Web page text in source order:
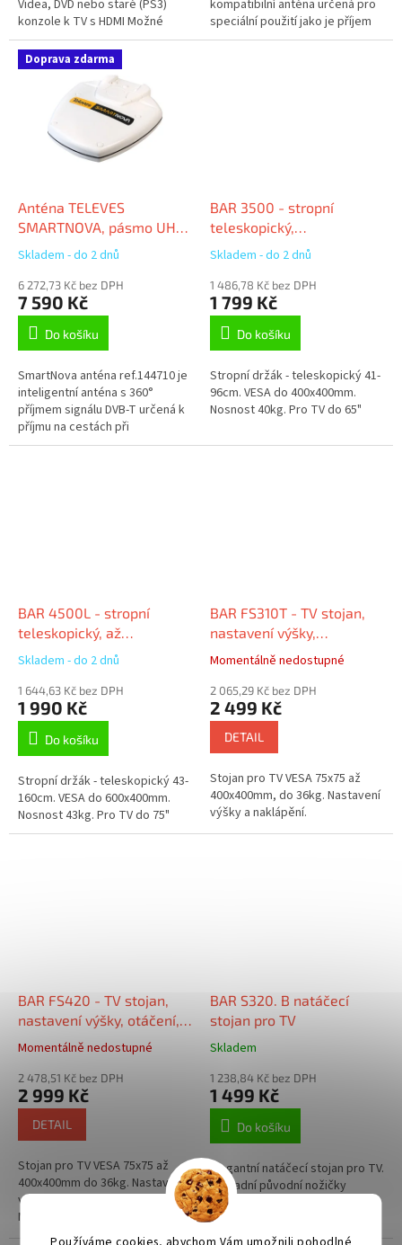
Používáme cookies, abychom Vám umožnili pohodlné
Videa, DVD nebo staré (PS3)
konzole k TV s HDMI Možné
použít s Finlux TV 22FFD4220,
24FHD4220, 24FHD4760,
32FHD4020,...
kompatibilní anténa určená pro
speciální použití jako je příjem
na karavanech, v kempech nebo
Doprava zdarma
Anténa TELEVES
SMARTNOVA, pásmo UHF,
LTE700, 144710_ aktivní
Skladem - do 2 dnů
6 272,73 Kč bez DPH
7 590 Kč
Do košíku
SmartNova anténa ref.144710 je
inteligentní anténa s 360°
příjmem signálu DVB-T určená k
příjmu na cestách při
krátkodobých pobytech v
BAR 3500 - stropní
teleskopický,
400x400mm, 40kg, do
Skladem - do 2 dnů
1 486,78 Kč bez DPH
1 799 Kč
Do košíku
Stropní držák - teleskopický 41-
96cm. VESA do 400x400mm.
Nosnost 40kg. Pro TV do 65"
BAR 4500L - stropní
teleskopický, až
400x600mm, 43kg, do 75"
Skladem - do 2 dnů
1 644,63 Kč bez DPH
1 990 Kč
Do košíku
Stropní držák - teleskopický 43-
160cm. VESA do 600x400mm.
Nosnost 43kg. Pro TV do 75"
BAR FS310T - TV stojan,
nastavení výšky,
naklápění, do
400x400mm, do 36kg
Momentálně nedostupné
2 065,29 Kč bez DPH
2 499 Kč
DETAIL
Stojan pro TV VESA 75x75 až
400x400mm, do 36kg. Nastavení
výšky a naklápění.
BAR FS420 - TV stojan,
nastavení výšky, otáčení,
naklápění. 400x400mm,
Momentálně nedostupné
2 478,51 Kč bez DPH
2 999 Kč
DETAIL
Stojan pro TV VESA 75x75 až
400x400mm do 36kg. Nastavení
výšky, otáčení, naklápění.
Montáž do podlahy.
BAR S320. B natáčecí
stojan pro TV
Skladem
1 238,84 Kč bez DPH
1 499 Kč
Do košíku
Elegantní natáčecí stojan pro TV.
Náhradní původní nožičky
televizoru. Luxusní provedení -
pevné temperované sklo.
Stojan lze natáčet, naklápět a